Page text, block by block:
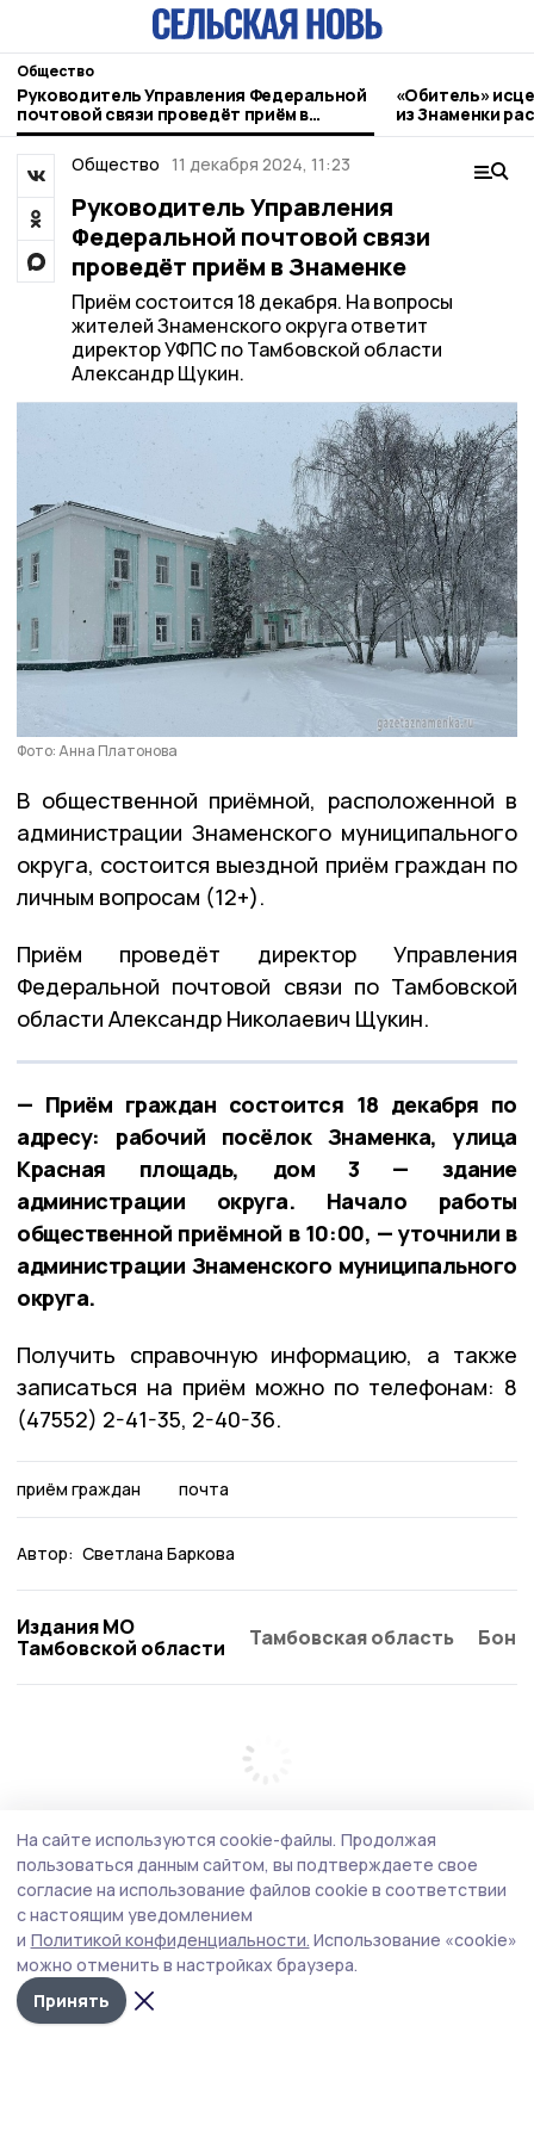
Общество
Руководитель Управления Федеральной
почтовой связи проведёт приём в
Знаменке
«Обитель»
из Знаменки
Общество 11 декабря 2024, 11:23
Руководитель Управления
Федеральной почтовой связи
проведёт приём в Знаменке
Приём состоится 18 декабря. На вопросы
жителей Знаменского округа ответит
директор УФПС по Тамбовской области
Александр Щукин.
Фото: Анна Платонова
В общественной приёмной, расположенной в
администрации Знаменского муниципального
округа, состоится выездной приём граждан по
личным вопросам (12+).
Приём проведёт директор Управления
Федеральной почтовой связи по Тамбовской
области Александр Николаевич Щукин.
— Приём граждан состоится 18 декабря по
адресу: рабочий посёлок Знаменка, улица
Красная площадь, дом 3 — здание
администрации округа. Начало работы
общественной приёмной в 10:00, — уточнили в
администрации Знаменского муниципального
округа.
Получить справочную информацию, а также
записаться на приём можно по телефонам: 8
(47552) 2-41-35, 2-40-36.
приём граждан почта
Автор: Светлана Баркова
Издания МО
Тамбовской области
Тамбовская область
На сайте используются cookie-файлы. Продолжая
пользоваться данным сайтом, вы подтверждаете свое
согласие на использование файлов cookie в соответствии
с настоящим уведомлением
и Политикой конфиденциальности. Использование «cookie»
можно отменить в настройках браузера.
Принять